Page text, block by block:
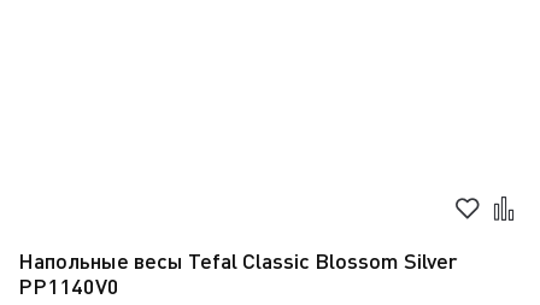
Напольные весы Tefal Classic Blossom Silver
PP1140V0